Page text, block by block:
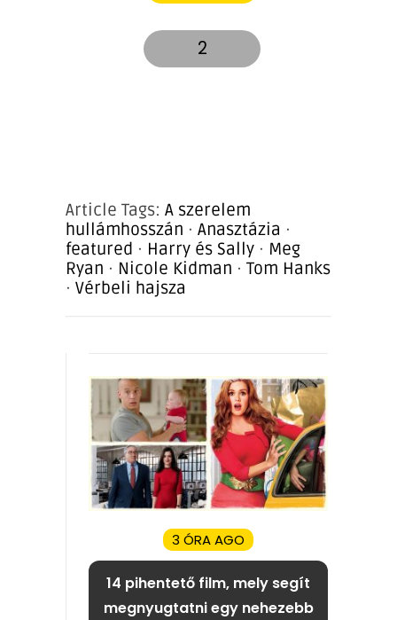
2
Article Tags: A szerelem
hullámhosszán · Anasztázia ·
featured · Harry és Sally · Meg
Ryan · Nicole Kidman · Tom Hanks
· Vérbeli hajsza
3 ÓRA AGO
14 pihentető film, mely segít
megnyugtatni egy nehezebb